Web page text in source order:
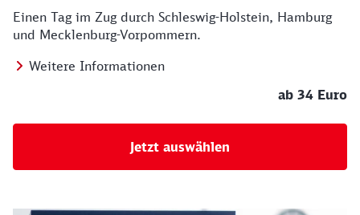
Einen Tag im Zug durch Schleswig-Holstein, Hamburg
und Mecklenburg-Vorpommern.
Weitere Informationen
ab 34 Euro
Jetzt auswählen